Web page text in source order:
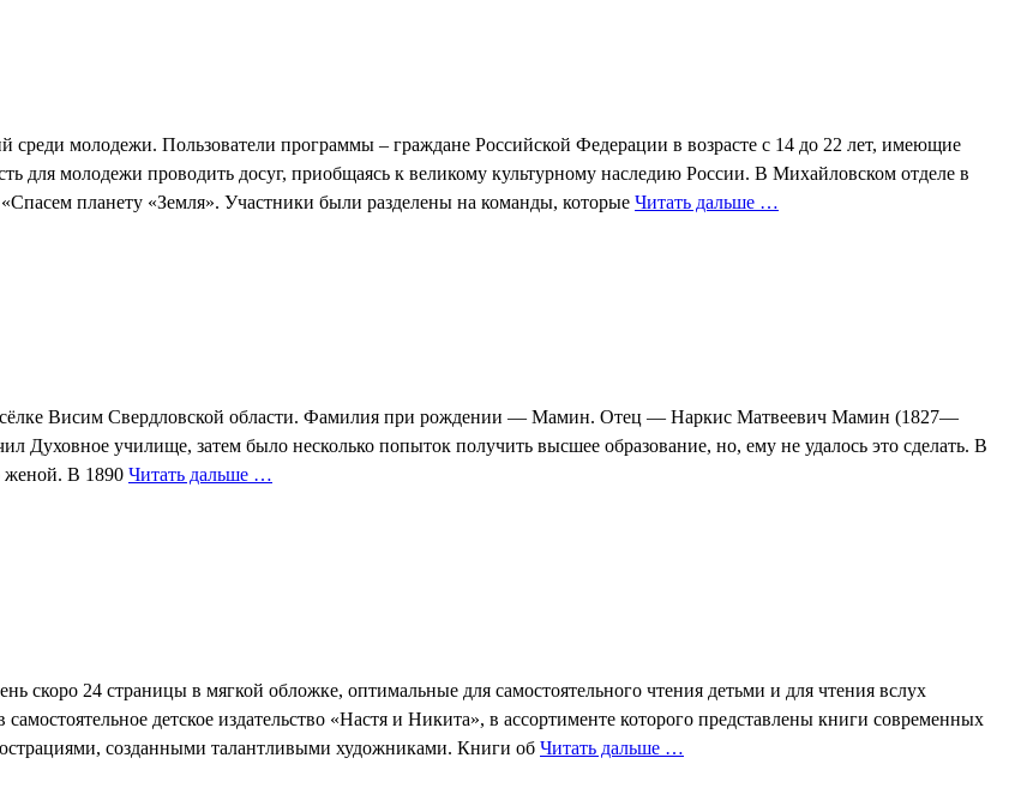
молодежи. Пользователи программы – граждане Российской Федерации в возрасте с 14 до 22 лет, имеющие
для молодежи проводить досуг, приобщаясь к великому культурному наследию России. В Михайловском отделе в
планету «Земля». Участники были разделены на команды, которые Читать дальше …
Висим Свердловской области. Фамилия при рождении — Мамин. Отец — Наркис Матвеевич Мамин (1827—
училище, затем было несколько попыток получить высшее образование, но, ему не удалось это сделать. В
женой. В 1890 Читать дальше …
24 страницы в мягкой обложке, оптимальные для самостоятельного чтения детьми и для чтения вслух
детское издательство «Настя и Никита», в ассортименте которого представлены книги современных
созданными талантливыми художниками. Книги об Читать дальше …